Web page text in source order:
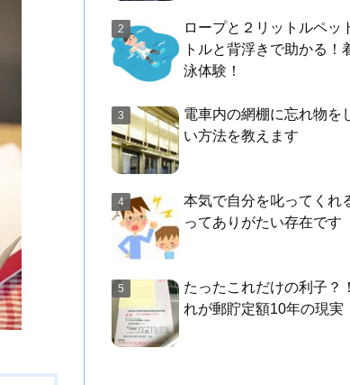
ロープと２リットルペッ
トルと背浮きで助かる！
泳体験！
電車内の網棚に忘れ物を
い方法を教えます
本気で自分を叱ってくれ
ってありがたい存在です
たったこれだけの利子？
れが郵貯定額10年の現実